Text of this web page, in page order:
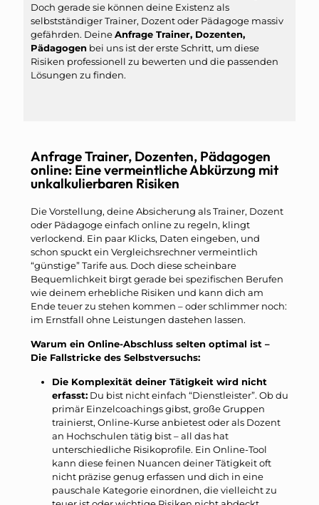
Doch gerade sie können deine Existenz als
selbstständiger Trainer, Dozent oder Pädagoge massiv
gefährden. DeineAnfrage Trainer, Dozenten,
Pädagogen bei uns ist der erste Schritt, um diese
Risiken professionell zu bewerten und die passenden
Lösungen zu finden.
Anfrage Trainer, Dozenten, Pädagogen
online: Eine vermeintliche Abkürzung mit
unkalkulierbaren Risiken
Die Vorstellung, deine Absicherung als Trainer, Dozent
oder Pädagoge einfach online zu regeln, klingt
verlockend. Ein paar Klicks, Daten eingeben, und
schon spuckt ein Vergleichsrechner vermeintlich
“günstige” Tarife aus. Doch diese scheinbare
Bequemlichkeit birgt gerade bei spezifischen Berufen
wie deinem erhebliche Risiken und kann dich am
Ende teuer zu stehen kommen – oder schlimmer noch:
im Ernstfall ohne Leistungen dastehen lassen.
Warum ein Online-Abschluss selten optimal ist –
Die Fallstricke des Selbstversuchs:
Die Komplexität deiner Tätigkeit wird nicht
erfasst: Du bist nicht einfach “Dienstleister”. Ob du
primär Einzelcoachings gibst, große Gruppen
trainierst, Online-Kurse anbietest oder als Dozent
an Hochschulen tätig bist – all das hat
unterschiedliche Risikoprofile. Ein Online-Tool
kann diese feinen Nuancen deiner Tätigkeit oft
nicht präzise genug erfassen und dich in eine
pauschale Kategorie einordnen, die vielleicht zu